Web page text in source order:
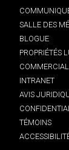
SALLE DES
BLOGUE
PROPRIÉTÉS
COMMERCIAL
INTRANET
AVIS
TÉMOINS